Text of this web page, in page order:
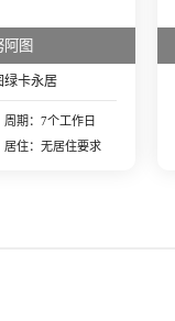
阿图
绿卡永居
周期：7个工作日
居住：无居住要求